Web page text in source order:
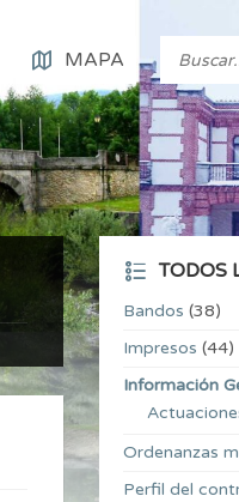
MAPA
TODOS
Bandos (38)
Impresos (44)
Información
Ordenanzas
Perfil del